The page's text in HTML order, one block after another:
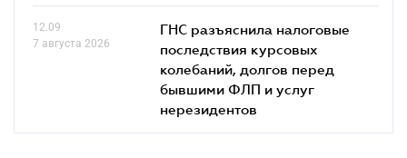
12.09
7 августа 2026
ГНС разъяснила налоговые
последствия курсовых
колебаний, долгов перед
бывшими ФЛП и услуг
нерезидентов